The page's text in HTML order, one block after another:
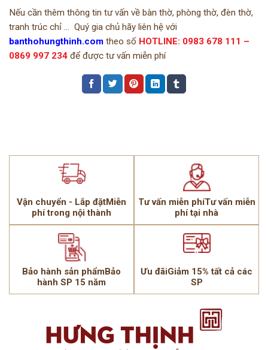
Nếu cần thêm thông tin tư vấn về bàn thờ, phòng thờ, đèn thờ,
tranh trúc chỉ … Quý gia chủ hãy liên hệ với
banthohungthinh.com theo số HOTLINE: 0983 678 111 –
0869 997 234 để được tư vấn miễn phí
Vận chuyển - Lắp đặtMiễn
phí trong nội thành
Tư vấn miễn phíTư vấn miễn
phí tại nhà
Bảo hành sản phẩmBảo
hành SP 15 năm
Ưu đãiGiảm 15% tất cả các
SP